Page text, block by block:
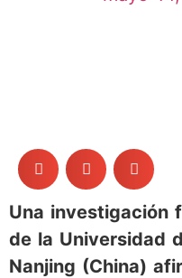
Una investigación
de la Universidad
Nanjing (China)